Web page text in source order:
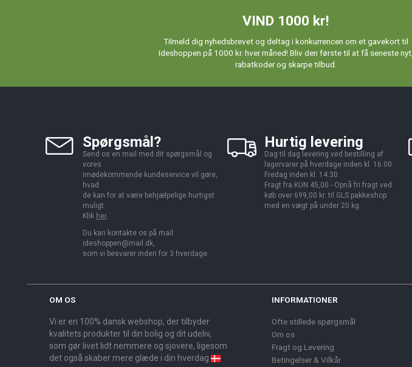
VIND 1000 kr!
Tilmeld dig nyhedsbrevet og deltag i konkurrencen om et gavekort til
Ideshoppen på 1000 kr. hver måned! Bliv den første til at få seneste nyt,
rabatkoder og skarpe tilbud.
Spørgsmål?
Send os en mail med dit spørgsmål og
vores
imødekommende kundeservice vil gøre,
hvad
de kan for at være behjælpelige hurtigst
muligt.
Klik her.
Du kan kontakte os på mail:
ideshoppen@mail.dk,
som vi besvarer inden for 3 hverdage.
Hurtig levering
Dag til dag levering ved bestilling af
lagervarer på hverdage inden kl. 16.00.
Fredag inden kl. 14.30.
Fragt fra KUN 45,00 - Opnå fri fragt ved
køb over 699,00 kr. til GLS pakkeshop
med en vægt på under 20 kg.
OM OS
Vi er en 100% dansk webshop, der tilbyder
kvalitets produkter til din bolig og dit udeliv,
som gør livet lidt nemmere og sjovere, ligesom
det også skaber mere glæde i din hverdag
INFORMATIONER
Ofte stillede spørgsmål
Om os
Fragt og Levering
Betingelser & Vilkår